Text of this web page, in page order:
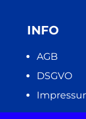
INFO
AGB
DSGVO